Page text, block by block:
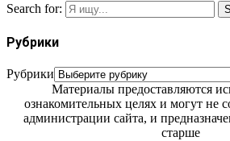
Search for:
Рубрики
Рубрики
Материалы предоставляются
ознакомительных целях и могут не
администрации сайта, и
старше